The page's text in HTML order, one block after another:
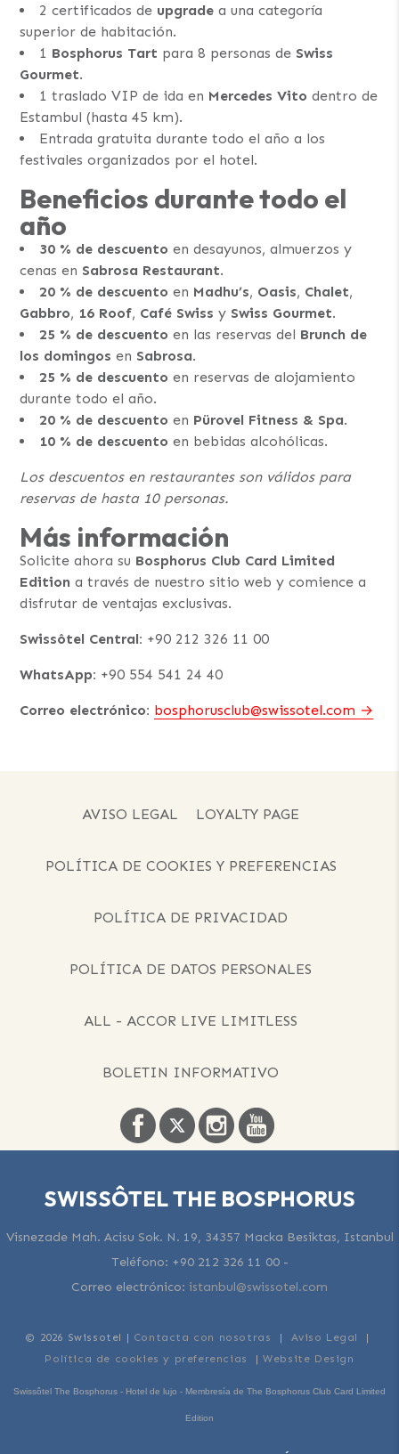
2 certificados de upgrade a una categoría
superior de habitación.
1 Bosphorus Tart para 8 personas de Swiss
Gourmet.
1 traslado VIP de ida en Mercedes Vito dentro de
Estambul (hasta 45 km).
Entrada gratuita durante todo el año a los
festivales organizados por el hotel.
Beneficios durante todo el
año
30 % de descuento en desayunos, almuerzos y
cenas en Sabrosa Restaurant.
20 % de descuento en Madhu’s, Oasis, Chalet,
Gabbro, 16 Roof, Café Swiss y Swiss Gourmet.
25 % de descuento en las reservas del Brunch de
los domingos en Sabrosa.
25 % de descuento en reservas de alojamiento
durante todo el año.
20 % de descuento en Pürovel Fitness & Spa.
10 % de descuento en bebidas alcohólicas.
Los descuentos en restaurantes son válidos para
reservas de hasta 10 personas.
Más información
Solicite ahora su Bosphorus Club Card Limited
Edition a través de nuestro sitio web y comience a
disfrutar de ventajas exclusivas.
Swissôtel Central: +90 212 326 11 00
WhatsApp: +90 554 541 24 40
Correo electrónico: bosphorusclub@swissotel.com
AVISO LEGAL LOYALTY PAGE
POLÍTICA DE COOKIES Y PREFERENCIAS
POLÍTICA DE PRIVACIDAD
POLÍTICA DE DATOS PERSONALES
ALL - ACCOR LIVE LIMITLESS
BOLETIN INFORMATIVO
SWISSÔTEL THE BOSPHORUS
Visnezade Mah. Acisu Sok. N. 19, 34357 Macka Besiktas, Istanbul
Teléfono: +90 212 326 11 00-
Correo electrónico: istanbul@swissotel.com
© 2026 Swissotel | Contacta con nosotras | Aviso Legal
|
Política de cookies y preferencias
|Website Design
Swissôtel The Bosphorus - Hotel de lujo - Membresía de The Bosphorus Club Card Limited
Edition